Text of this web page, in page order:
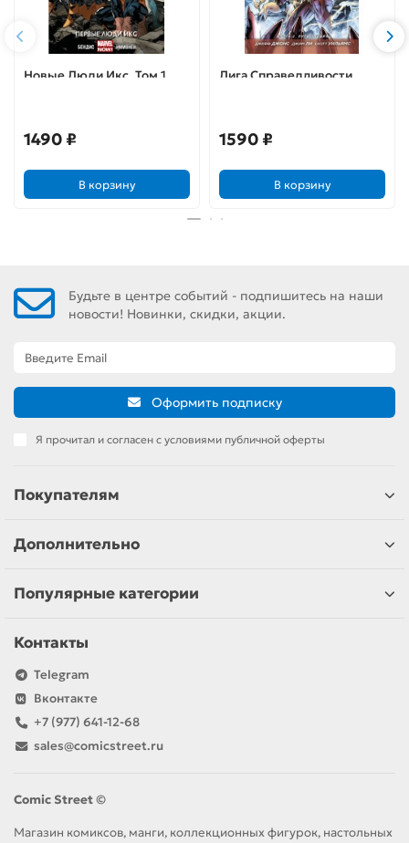
Новые Люди Икс. Том 1.
1490 ₽
В корзину
Лига Справедливости.
1590 ₽
В корзину
Будьте в центре событий - подпишитесь на наши
новости! Новинки, скидки, акции.
Оформить подписку
Я прочитал и согласен с условиями публичной оферты
Покупателям
Дополнительно
Популярные категории
Контакты
Telegram
Вконтакте
+7 (977) 641-12-68
sales@comicstreet.ru
Comic Street ©
Магазин комиксов, манги, коллекционных фигурок, настольных